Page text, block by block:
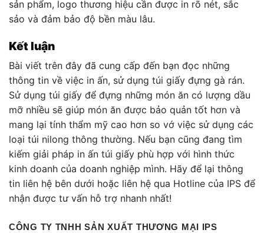
sản phẩm, logo thương hiệu cần được in rõ nét, sắc
sảo và đảm bảo độ bền màu lâu.
Kết luận
Bài viết trên đây đã cung cấp đến bạn đọc những
thông tin về việc in ấn, sử dụng túi giấy đựng gà rán.
Sử dụng túi giấy để đựng những món ăn có lượng dầu
mỡ nhiều sẽ giúp món ăn được bảo quản tốt hơn và
mang lại tính thẩm mỹ cao hơn so vớ việc sử dụng các
loại túi nilong thông thường. Nếu bạn cũng đang tìm
kiếm giải pháp in ấn túi giấy phù hợp với hình thức
kinh doanh của doanh nghiệp mình. Hãy để lại thông
tin liên hệ bên dưới hoặc liên hệ qua Hotline của IPS để
nhận được tư vấn hỗ trợ nhanh nhất!
CÔNG TY TNHH SẢN XUẤT THƯƠNG MẠI IPS